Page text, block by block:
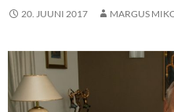
20. JUUNI 2017 MARGUS